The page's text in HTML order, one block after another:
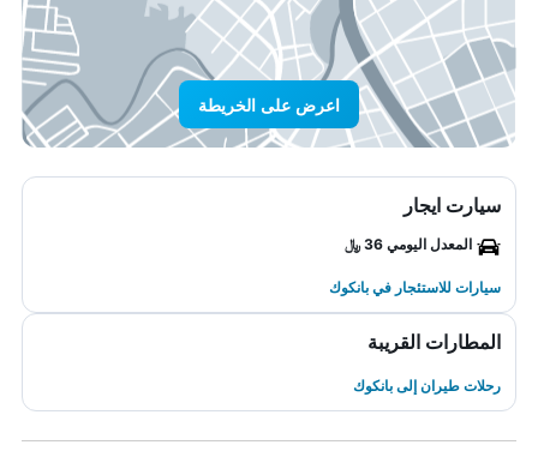
اعرض على الخريطة
سيارت ايجار
المعدل اليومي 36 ﷼
سيارات للاستئجار في بانكوك
المطارات القريبة
رحلات طيران إلى بانكوك